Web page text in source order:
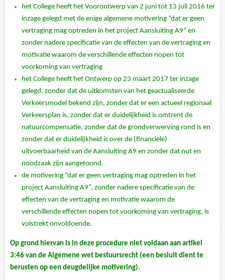
het College heeft het Voorontwerp van 2 juni tot 13 juli 2016 ter
inzage gelegd met de enige algemene motivering “dat er geen
vertraging mag optreden in het project Aansluiting A9” en
zonder nadere specificatie van de effecten van de vertraging en
motivatie waarom de verschillende effecten nopen tot
voorkoming van vertraging
het College heeft het Ontwerp op 23 maart 2017 ter inzage
gelegd, zonder dat de uitkomsten van het geactualiseerde
Verkeersmodel bekend zijn, zonder dat er een actueel regionaal
Verkeersplan is, zonder dat er duidelijkheid is omtrent de
natuurcompensatie, zonder dat de grondverwerving rond is en
zonder dat er duidelijkheid is over de (financiële)
uitvoerbaarheid van de Aansluiting A9 en zonder dat nut en
noodzaak zijn aangetoond.
de motivering “dat er geen vertraging mag optreden in het
project Aansluiting A9”, zonder nadere specificatie van de
effecten van de vertraging en motivatie waarom de
verschillende effecten nopen tot voorkoming van vertraging, is
volstrekt onvoldoende.
Op grond hiervan is in deze procedure niet voldaan aan artikel
3:46 van de Algemene wet bestuursrecht (een besluit dient te
berusten op een deugdelijke motivering).